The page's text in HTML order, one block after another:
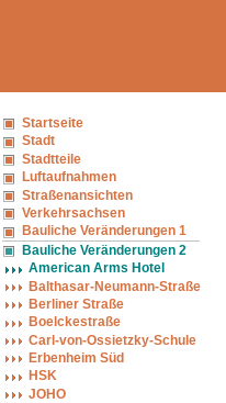
Startseite
Stadt
Stadtteile
Luftaufnahmen
Straßenansichten
Verkehrsachsen
Bauliche Veränderungen 1
Bauliche Veränderungen 2
American Arms Hotel
Balthasar-Neumann-Straße
Berliner Straße
Boelckestraße
Carl-von-Ossietzky-Schule
Erbenheim Süd
HSK
JOHO